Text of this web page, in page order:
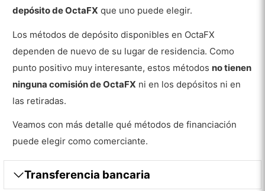
depósito de OctaFX que uno puede elegir.
Los métodos de depósito disponibles en OctaFX
dependen de nuevo de su lugar de residencia. Como
punto positivo muy interesante, estos métodos no tienen
ninguna comisión de OctaFX ni en los depósitos ni en
las retiradas.
Veamos con más detalle qué métodos de financiación
puede elegir como comerciante.
Transferencia bancaria